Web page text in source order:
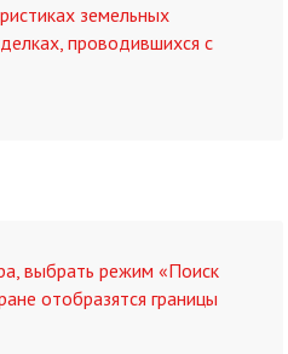
земельных
проводившихся с
выбрать режим «Поиск
отобразятся границы